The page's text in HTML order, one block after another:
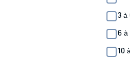
3 à
6 à
10